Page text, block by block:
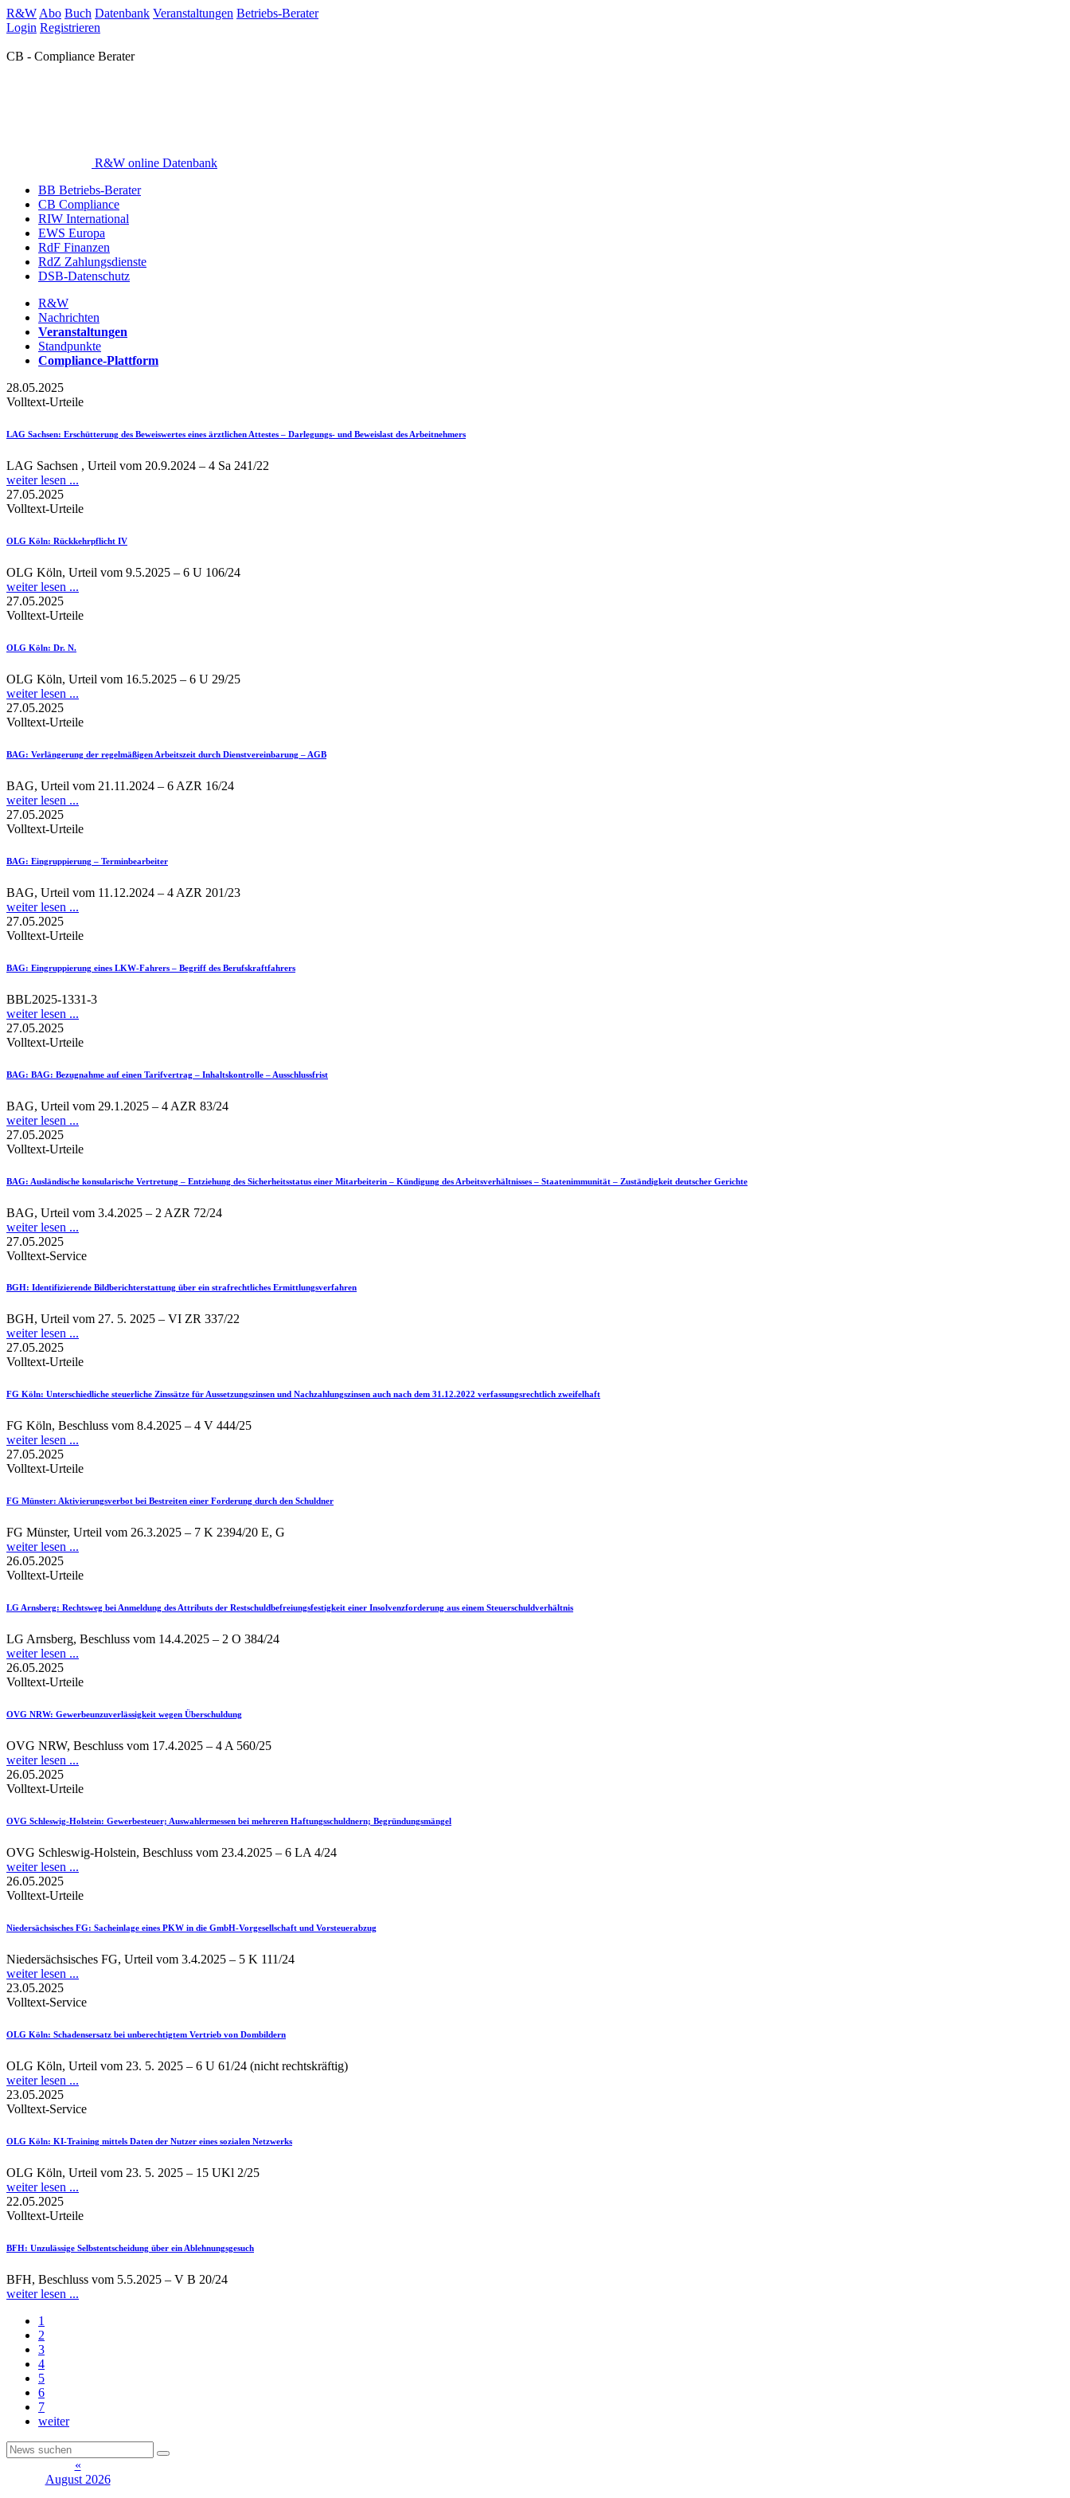
R&W Abo Buch Datenbank Veranstaltungen Betriebs-Berater
Login Registrieren
CB - Compliance Berater
R&W online Datenbank
BB Betriebs-Berater
CB Compliance
RIW International
EWS Europa
RdF Finanzen
RdZ Zahlungsdienste
DSB-Datenschutz
R&W
Nachrichten
Veranstaltungen
Standpunkte
Compliance-Plattform
28.05.2025
Volltext-Urteile
LAG Sachsen: Erschütterung des Beweiswertes eines ärztlichen Attestes – Darlegungs- und Beweislast des Arbeitnehmers
LAG Sachsen , Urteil vom 20.9.2024 – 4 Sa 241/22
weiter lesen ...
27.05.2025
Volltext-Urteile
OLG Köln: Rückkehrpflicht IV
OLG Köln, Urteil vom 9.5.2025 – 6 U 106/24
weiter lesen ...
27.05.2025
Volltext-Urteile
OLG Köln: Dr. N.
OLG Köln, Urteil vom 16.5.2025 – 6 U 29/25
weiter lesen ...
27.05.2025
Volltext-Urteile
BAG: Verlängerung der regelmäßigen Arbeitszeit durch Dienstvereinbarung – AGB
BAG, Urteil vom 21.11.2024 – 6 AZR 16/24
weiter lesen ...
27.05.2025
Volltext-Urteile
BAG: Eingruppierung – Terminbearbeiter
BAG, Urteil vom 11.12.2024 – 4 AZR 201/23
weiter lesen ...
27.05.2025
Volltext-Urteile
BAG: Eingruppierung eines LKW-Fahrers – Begriff des Berufskraftfahrers
BBL2025-1331-3
weiter lesen ...
27.05.2025
Volltext-Urteile
BAG: BAG: Bezugnahme auf einen Tarifvertrag – Inhaltskontrolle – Ausschlussfrist
BAG, Urteil vom 29.1.2025 – 4 AZR 83/24
weiter lesen ...
27.05.2025
Volltext-Urteile
BAG: Ausländische konsularische Vertretung – Entziehung des Sicherheitsstatus einer Mitarbeiterin – Kündigung des Arbeitsverhältnisses – Staatenimmunität – Zuständigkeit deutscher Gerichte
BAG, Urteil vom 3.4.2025 – 2 AZR 72/24
weiter lesen ...
27.05.2025
Volltext-Service
BGH: Identifizierende Bildberichterstattung über ein strafrechtliches Ermittlungsverfahren
BGH, Urteil vom 27. 5. 2025 – VI ZR 337/22
weiter lesen ...
27.05.2025
Volltext-Urteile
FG Köln: Unterschiedliche steuerliche Zinssätze für Aussetzungszinsen und Nachzahlungszinsen auch nach dem 31.12.2022 verfassungsrechtlich zweifelhaft
FG Köln, Beschluss vom 8.4.2025 – 4 V 444/25
weiter lesen ...
27.05.2025
Volltext-Urteile
FG Münster: Aktivierungsverbot bei Bestreiten einer Forderung durch den Schuldner
FG Münster, Urteil vom 26.3.2025 – 7 K 2394/20 E, G
weiter lesen ...
26.05.2025
Volltext-Urteile
LG Arnsberg: Rechtsweg bei Anmeldung des Attributs der Restschuldbefreiungsfestigkeit einer Insolvenzforderung aus einem Steuerschuldverhältnis
LG Arnsberg, Beschluss vom 14.4.2025 – 2 O 384/24
weiter lesen ...
26.05.2025
Volltext-Urteile
OVG NRW: Gewerbeunzuverlässigkeit wegen Überschuldung
OVG NRW, Beschluss vom 17.4.2025 – 4 A 560/25
weiter lesen ...
26.05.2025
Volltext-Urteile
OVG Schleswig-Holstein: Gewerbesteuer; Auswahlermessen bei mehreren Haftungsschuldnern; Begründungsmängel
OVG Schleswig-Holstein, Beschluss vom 23.4.2025 – 6 LA 4/24
weiter lesen ...
26.05.2025
Volltext-Urteile
Niedersächsisches FG: Sacheinlage eines PKW in die GmbH-Vorgesellschaft und Vorsteuerabzug
Niedersächsisches FG, Urteil vom 3.4.2025 – 5 K 111/24
weiter lesen ...
23.05.2025
Volltext-Service
OLG Köln: Schadensersatz bei unberechtigtem Vertrieb von Dombildern
OLG Köln, Urteil vom 23. 5. 2025 – 6 U 61/24 (nicht rechtskräftig)
weiter lesen ...
23.05.2025
Volltext-Service
OLG Köln: KI-Training mittels Daten der Nutzer eines sozialen Netzwerks
OLG Köln, Urteil vom 23. 5. 2025 – 15 UKl 2/25
weiter lesen ...
22.05.2025
Volltext-Urteile
BFH: Unzulässige Selbstentscheidung über ein Ablehnungsgesuch
BFH, Beschluss vom 5.5.2025 – V B 20/24
weiter lesen ...
1
2
3
4
5
6
7
weiter
«
August 2026